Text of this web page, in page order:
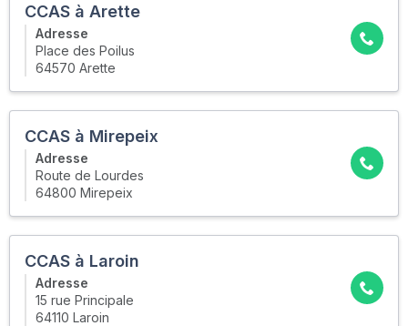
CCAS à Arette
Adresse
Place des Poilus
64570 Arette
CCAS à Mirepeix
Adresse
Route de Lourdes
64800 Mirepeix
CCAS à Laroin
Adresse
15 rue Principale
64110 Laroin